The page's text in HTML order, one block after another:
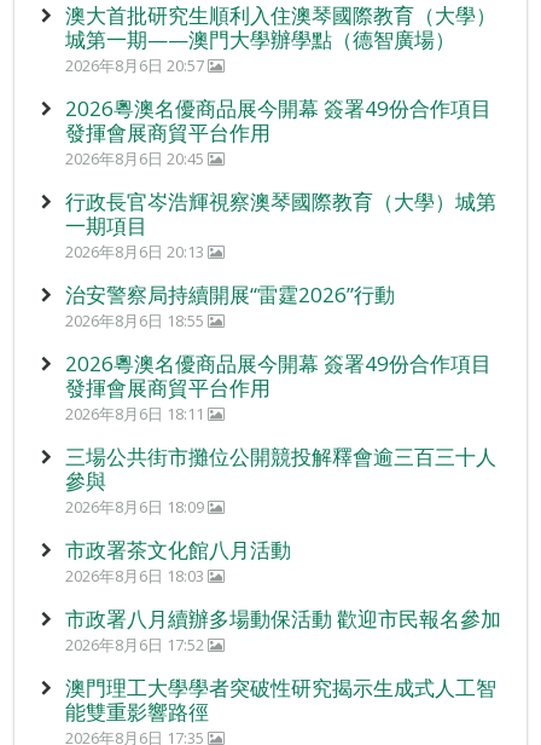
澳大首批研究生順利入住澳琴國際教育（大學）
城第一期——澳門大學辦學點（德智廣場）
2026年8月6日 20:57
2026粵澳名優商品展今開幕 簽署49份合作項目
發揮會展商貿平台作用
2026年8月6日 20:45
行政長官岑浩輝視察澳琴國際教育（大學）城第
一期項目
2026年8月6日 20:13
治安警察局持續開展“雷霆2026”行動
2026年8月6日 18:55
2026粵澳名優商品展今開幕 簽署49份合作項目
發揮會展商貿平台作用
2026年8月6日 18:11
三場公共街市攤位公開競投解釋會逾三百三十人
參與
2026年8月6日 18:09
市政署茶文化館八月活動
2026年8月6日 18:03
市政署八月續辦多場動保活動 歡迎市民報名參加
2026年8月6日 17:52
澳門理工大學學者突破性研究揭示生成式人工智
能雙重影響路徑
2026年8月6日 17:35